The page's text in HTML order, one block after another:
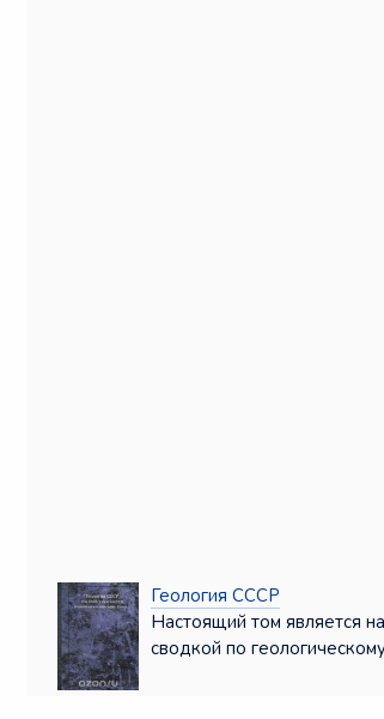
Геология СССР
Настоящий том является
сводкой по